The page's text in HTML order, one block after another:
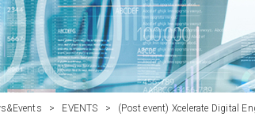
> EVENTS > (Post event) Xcelerate Digital